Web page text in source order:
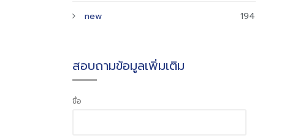
new
194
สอบถามข้อมูลเพิ่มเติม
ชื่อ